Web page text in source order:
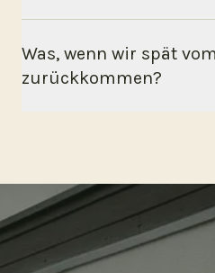
Was, wenn wir spät
zurückkommen?